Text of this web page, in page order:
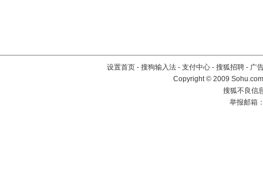
设置首页 - 搜狗输入法 - 支付中心 - 搜狐招聘 - 广
Copyright © 2009
搜狐不良信
举报邮箱